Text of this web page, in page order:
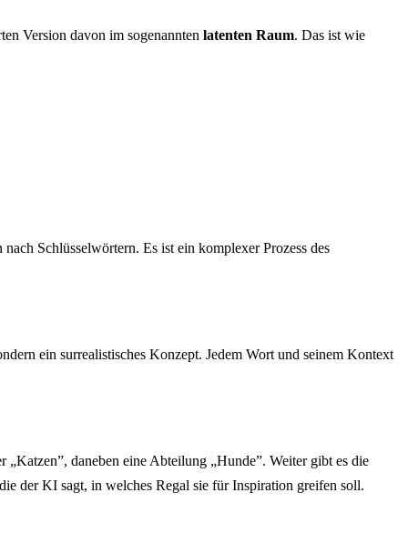
Version davon im sogenannten latenten Raum. Das ist wie
Schlüsselwörtern. Es ist ein komplexer Prozess des
ein surrealistisches Konzept. Jedem Wort und seinem Kontext
daneben eine Abteilung „Hunde”. Weiter gibt es die
der KI sagt, in welches Regal sie für Inspiration greifen soll.